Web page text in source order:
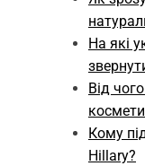
На які
Від
Кому
Hillary?